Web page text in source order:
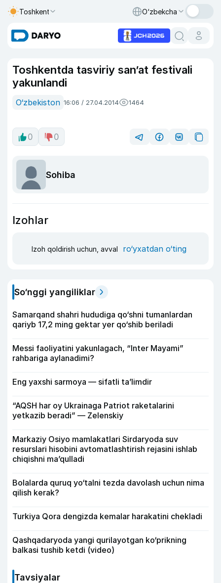
Toshkent O‘zbekcha
Toshkentda tasviriy san’at festivali
yakunlandi
O‘zbekiston 16:06 / 27.04.2014 1464
0 0
Sohiba
Izohlar
Izoh qoldirish uchun, avval ro‘yxatdan o‘ting
So‘nggi yangiliklar
Samarqand shahri hududiga qo‘shni tumanlardan
qariyb 17,2 ming gektar yer qo‘shib beriladi
Messi faoliyatini yakunlagach, “Inter Mayami”
rahbariga aylanadimi?
Eng yaxshi sarmoya — sifatli ta’limdir
“AQSH har oy Ukrainaga Patriot raketalarini
yetkazib beradi” — Zelenskiy
Markaziy Osiyo mamlakatlari Sirdaryoda suv
resurslari hisobini avtomatlashtirish rejasini ishlab
chiqishni ma’qulladi
Bolalarda quruq yo‘talni tezda davolash uchun nima
qilish kerak?
Turkiya Qora dengizda kemalar harakatini chekladi
Qashqadaryoda yangi qurilayotgan ko‘prikning
balkasi tushib ketdi (video)
Tavsiyalar